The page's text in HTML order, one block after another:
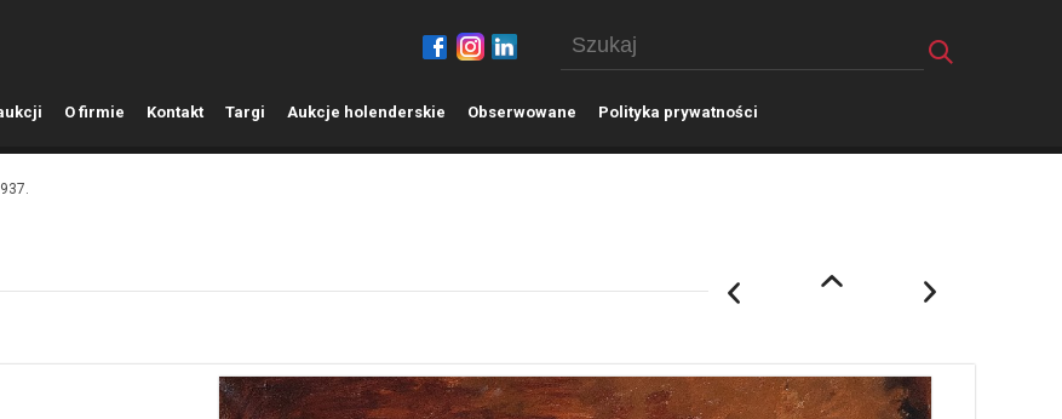
O firmie Kontakt Targi Aukcje holenderskie Obserwowane Polityka prywatności